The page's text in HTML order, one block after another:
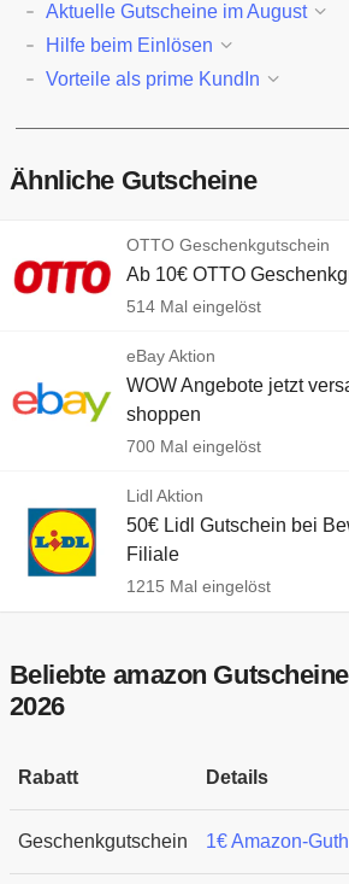
Aktuelle Gutscheine im August
Hilfe beim Einlösen
Vorteile als prime KundIn
Ähnliche Gutscheine
OTTO Geschenkgutschein
Ab 10€ OTTO
514 Mal eingelöst
eBay Aktion
WOW Angebote jetzt
shoppen
700 Mal eingelöst
Lidl Aktion
50€ Lidl Gutschein bei
Filiale
1215 Mal eingelöst
Beliebte amazon
2026
Rabatt Details
Geschenkgutschein 1€ Amazon-